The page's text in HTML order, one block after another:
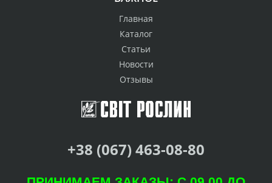
Главная
Каталог
Статьи
Новости
Отзывы
+38 (067) 463-08-80